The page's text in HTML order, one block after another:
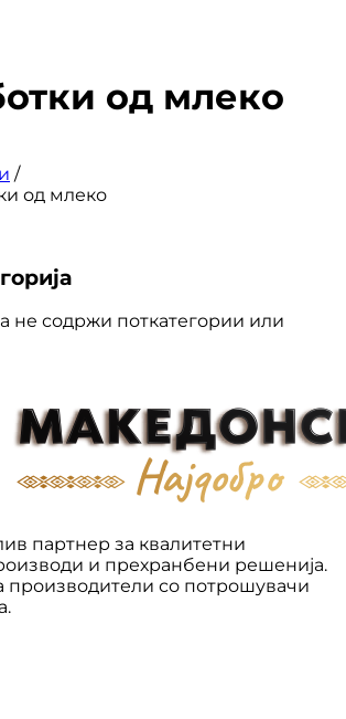
од млеко
/
од млеко
не содржи поткатегории или
партнер за квалитетни
и прехранбени решенија.
производители со потрошувачи